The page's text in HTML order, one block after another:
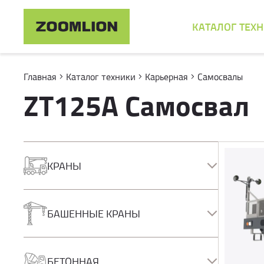
КАТАЛОГ
Главная Каталог техники Карьерная Самосвалы
ZT125A Самосвал
КРАНЫ
Короткобазные краны
Гусеничные краны
КМУ
БАШЕННЫЕ КРАНЫ